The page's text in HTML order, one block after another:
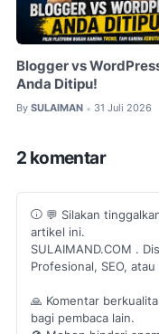
Blogger vs
Anda Ditipu!
By SULAIMAN • 31 Juli 2026
2 komentar
💬 Silakan
artikel ini.
SULAIMAND.COM .
Profesional, SEO,
🙏 Komentar
bagi pembaca lain.